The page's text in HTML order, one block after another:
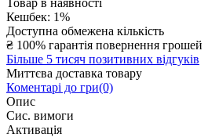
Кешбек: 1%
Доступна обмежена кількість
₴ 100% гарантія повернення грошей
Більше 5 тисяч позитивних відгуків
Миттєва доставка товару
Коментарі до гри(0)
Опис
Сис. вимоги
Активація